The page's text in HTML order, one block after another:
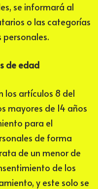
se informará al
o las categorías
de edad
los artículos 8 del
mayores de 14 años
para el
de forma
de un menor de
de los
y este solo se